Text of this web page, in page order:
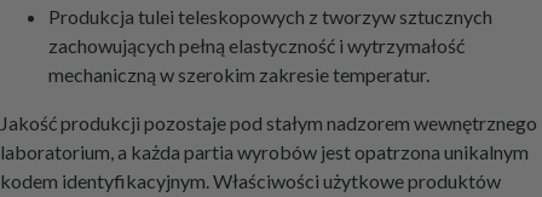
Produkcja tulei teleskopowych z tworzyw sztucznych
zachowujących pełną elastyczność i wytrzymałość
mechaniczną w szerokim zakresie temperatur.
Jakość produkcji pozostaje pod stałym nadzorem wewnętrznego
laboratorium, a każda partia wyrobów jest opatrzona unikalnym
kodem identyfikacyjnym. Właściwości użytkowe produktów